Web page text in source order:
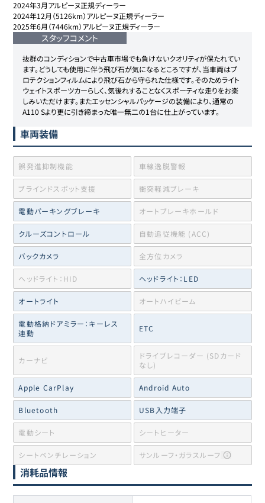
2024年3月アルピーヌ正規ディーラー
2024年12月（5126km）アルピーヌ正規ディーラー
2025年6月（7446km）アルピーヌ正規ディーラー
スタッフコメント
抜群のコンディションで中古車市場でも負けないクオリティが保たれてい
ます。どうしても使用に伴う飛び石が気になるところですが、当車両はプ
ロテクションフィルムにより飛び石から守られた仕様です。そのためライト
ウェイトスポーツカーらしく、気後れすることなくスポーティな走りをお楽
しみいただけます。またエッセンシャルパッケージの装備により、通常の
A110 Sより更に引き締まった唯一無二の1台に仕上がっています。
車両装備
誤発進抑制機能 車線逸脱警報
ブラインドスポット支援 衝突軽減ブレーキ
電動パーキングブレーキ オートブレーキホールド
クルーズコントロール 自動追従機能 (ACC)
バックカメラ 全方位カメラ
ヘッドライト：HID ヘッドライト：LED
オートライト オートハイビーム
電動格納ドアミラー：キーレス
連動
ETC
カーナビ
ドライブレコーダー (SDカード
なし)
Apple CarPlay Android Auto
Bluetooth USB入力端子
電動シート シートヒーター
シートベンチレーション サンルーフ・ガラスルーフ
消耗品情報